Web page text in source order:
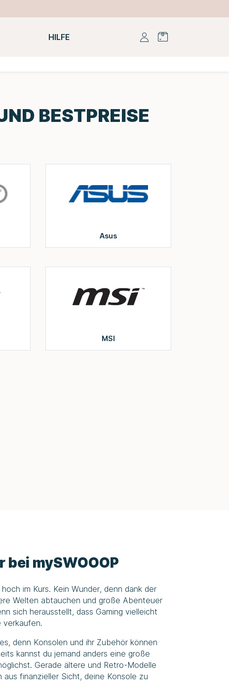
HILFE
BESTPREISE
Asus
MSI
bei mySWOOOP
im Kurs. Kein Wunder, denn dank der
Welten abtauchen und große Abenteuer
sich herausstellt, dass Gaming vielleicht
verkaufen.
denn Konsolen und ihr Zubehör können
kannst du jemand anders eine große
Gerade ältere und Retro-Modelle
finanzieller Sicht, deine Konsole zu